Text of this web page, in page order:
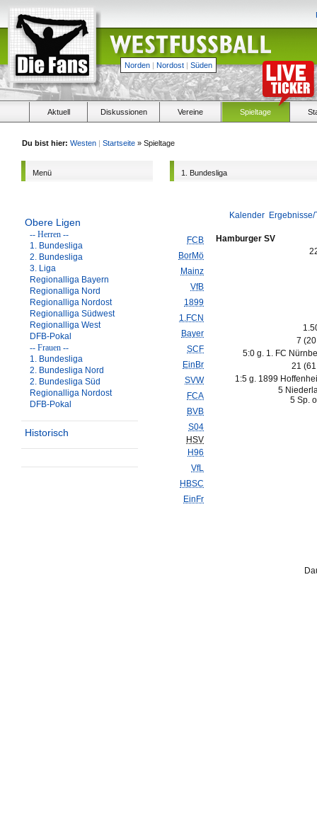
Norden | Nordost | Süden
Aktuell Diskussionen Vereine Spieltage
Du bist hier: Westen | Startseite » Spieltage
Menü
Obere Ligen
-- Herren --
1. Bundesliga
2. Bundesliga
3. Liga
Regionalliga Bayern
Regionalliga Nord
Regionalliga Nordost
Regionalliga Südwest
Regionalliga West
DFB-Pokal
-- Frauen --
1. Bundesliga
2. Bundesliga Nord
2. Bundesliga Süd
Regionalliga Nordost
DFB-Pokal
Historisch
1. Bundesliga
Kalender
FCB
BorMö
Mainz
VfB
1899
1.FCN
Bayer
SCF
EinBr
SVW
FCA
BVB
S04
HSV
H96
VfL
HBSC
EinFr
Hamburger SV
7
5:0 g. 1. FC
21
1:5 g. 1899
5
5 Sp.